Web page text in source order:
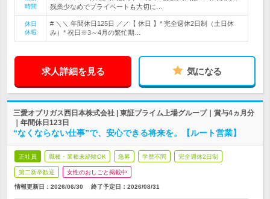
時間
残業少なめでプライベートも大切に…
休日
休暇
# ＼＼ 年間休日125日 ／／【 休日 】* 完全週休2日制（土日休
み）* 祝日※3～4月の繁忙期…
求人詳細を見る 気になる
三愛オブリガス西日本株式会社 | 東証プライム上場グループ｜賞与4ヵ月分
｜年間休日123日
“なくならない仕事”で、安心できる将来を。【ルート営業】
正社員 職種・業種未経験OK 急募 学歴不問 完全週休2日制
第二新卒歓迎 女性のおしごと掲載中
情報更新日：2026/06/30 終了予定日： 2026/08/31